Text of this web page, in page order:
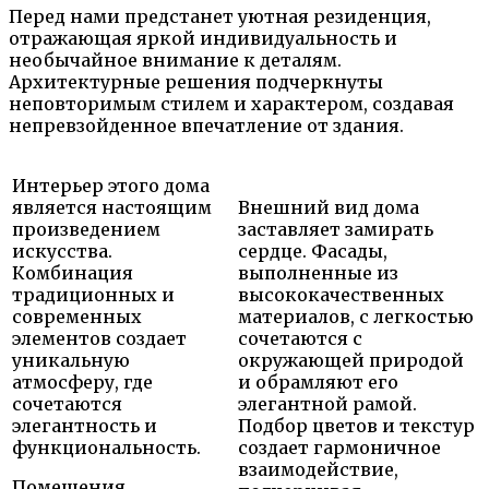
Перед нами предстанет уютная резиденция,
отражающая яркой индивидуальность и
необычайное внимание к деталям.
Архитектурные решения подчеркнуты
неповторимым стилем и характером, создавая
непревзойденное впечатление от здания.
Интерьер этого дома
является настоящим
произведением
искусства.
Комбинация
традиционных и
современных
элементов создает
уникальную
атмосферу, где
сочетаются
элегантность и
функциональность.
Внешний вид дома
заставляет замирать
сердце. Фасады,
выполненные из
высококачественных
материалов, с легкостью
сочетаются с
окружающей природой
и обрамляют его
элегантной рамой.
Подбор цветов и текстур
создает гармоничное
взаимодействие,